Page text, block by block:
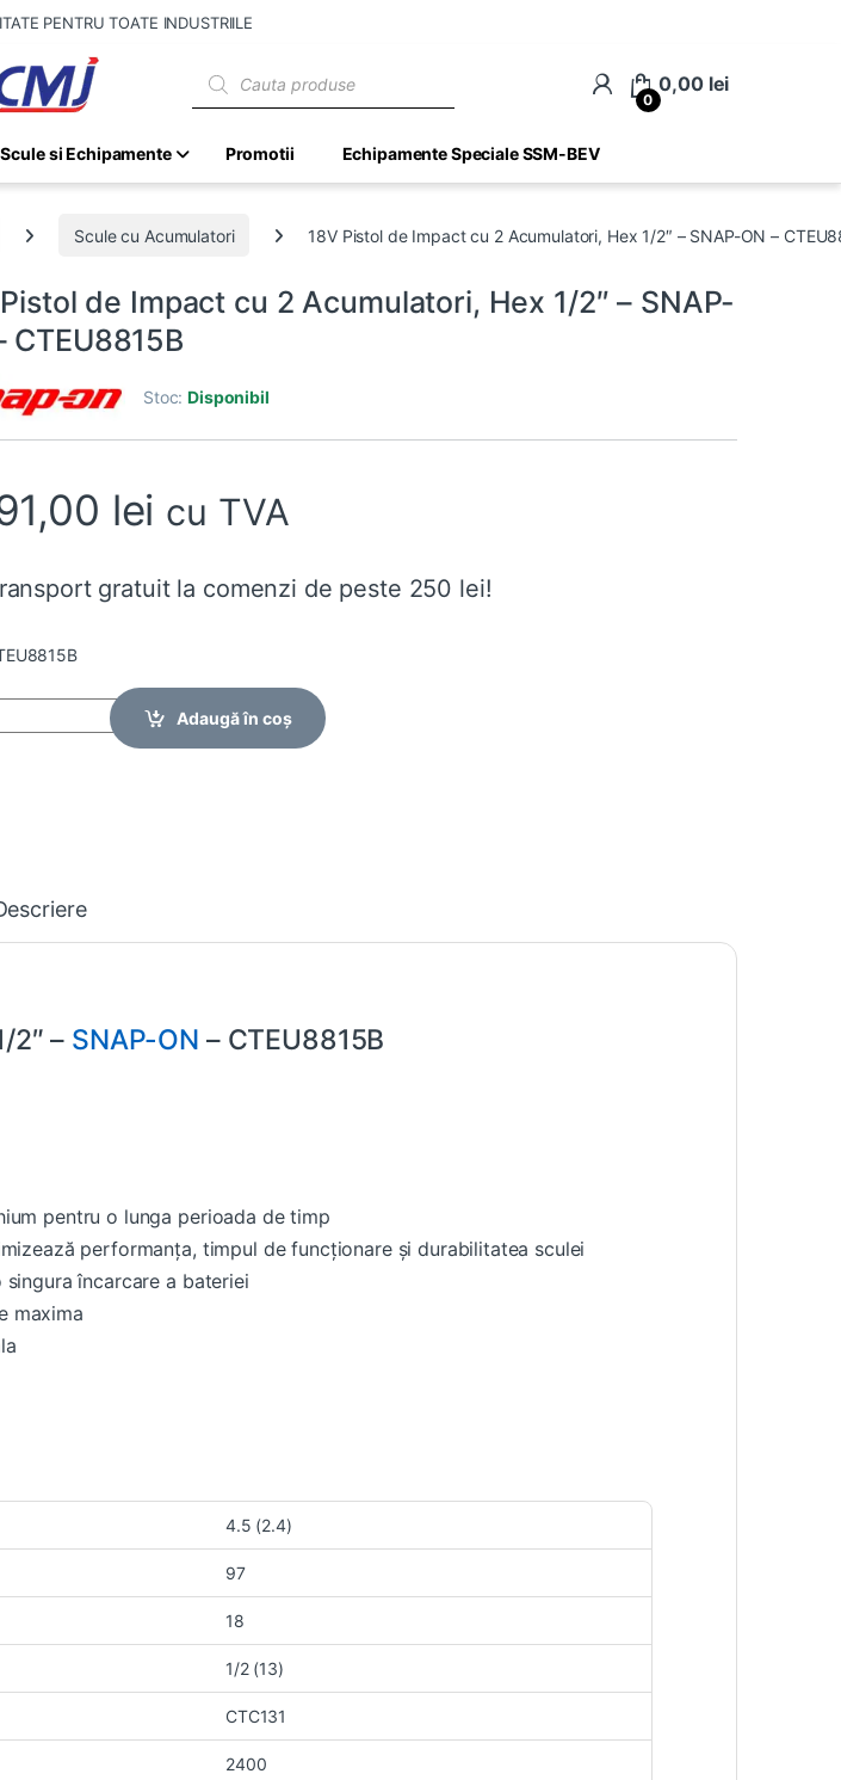
PENTRU TOATE INDUSTRIILE
0
0,00 lei
Scule si Echipamente Promotii Echipamente Speciale SSM-BEV
Scule cu Acumulatori 18V Pistol de Impact cu 2 Acumulatori, Hex 1/2″ – SNAP-ON –
de Impact cu 2 Acumulatori, Hex 1/2″ – SNAP-
CTEU8815B
Stoc: Disponibil
lei cu TVA
gratuit la comenzi de peste 250 lei!
Adaugă în coș
2″ – SNAP-ON – CTEU8815B
pentru o lunga perioada de timp
performanța, timpul de funcționare și durabilitatea sculei
încarcare a bateriei
maxima
4.5 (2.4)
97
18
1/2 (13)
CTC131
2400